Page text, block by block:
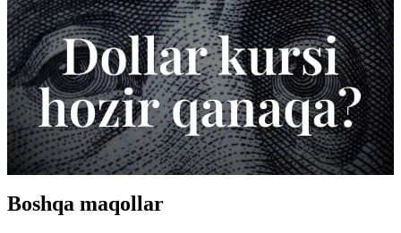
Boshqa maqollar